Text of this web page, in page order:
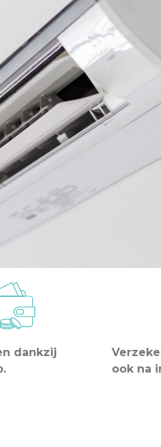
dankzij
ook na